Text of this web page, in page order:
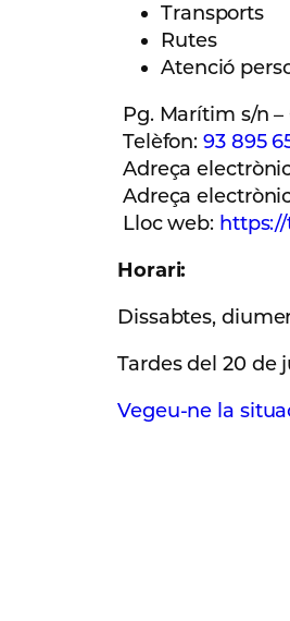
Transports
Rutes
Atenció
Pg. Marítim s/n
Telèfon:93 895
Adreça
Adreça
Lloc web:
Horari:
Dissabtes,
Tardes del 20 de
Vegeu-ne la